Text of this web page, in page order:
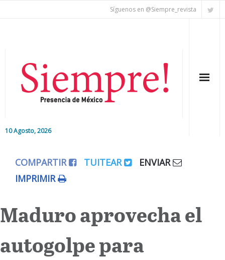
Síguenos en @Siempre_revista
10 Agosto, 2026
Editorial
Colaboradores
Internacional
COMPARTIR TUITEAR
ENVIAR
IMPRIMIR
Maduro aprovecha el
autogolpe para